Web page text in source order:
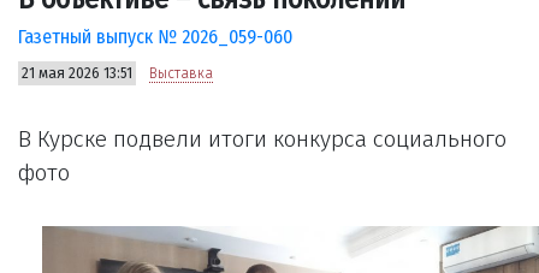
Газетный выпуск № 2026_059-060
21 мая 2026 13:51 Выставка
В Курске подвели итоги конкурса социального
фото